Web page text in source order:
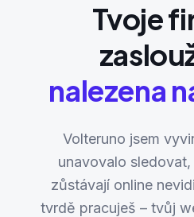
Přihlásit
Tvoje
nalezena
Volteruno jsem
unavovalo
zůstávají online
tvrdě pracuješ – tvůj